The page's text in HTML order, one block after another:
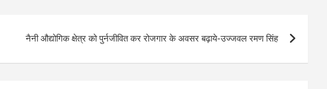
नैनी औद्योगिक क्षेत्र को पुर्नजीवित कर रोजगार के अवसर बढ़ाये-उज्जवल रमण सिंह